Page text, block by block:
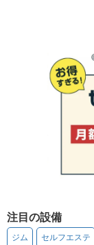
注目の設備
ジム セルフエステ